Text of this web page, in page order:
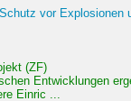
vor Explosionen
(ZF)
Entwicklungen
Einric ...